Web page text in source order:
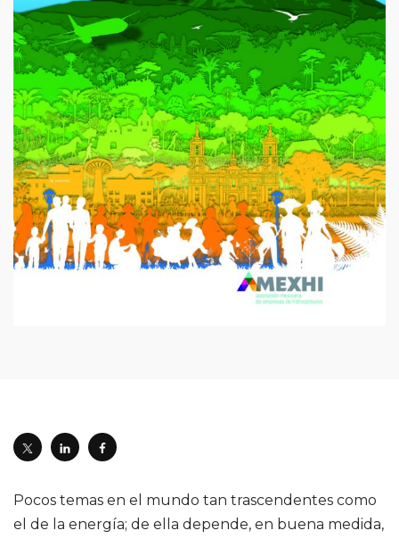
Pocos temas en el mundo tan trascendentes como
el de la energía; de ella depende, en buena medida,